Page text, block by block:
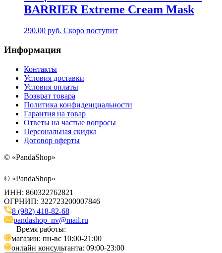
BARRIER Extreme Cream Mask
290.00 руб. Скоро поступит
Информация
Контакты
Условия доставки
Условия оплаты
Возврат товара
Политика конфиденциальности
Гарантия на товар
Ответы на частые вопросы
Персональная скидка
Договор оферты
© «PandaShop»
© «PandaShop»
ИНН: 860322762821
ОГРНИП: 322723200007846
8 (982) 418-82-68
pandashop_nv@mail.ru
Время работы:
магазин: пн-вс 10:00-21:00
онлайн консультанта: 09:00-23:00